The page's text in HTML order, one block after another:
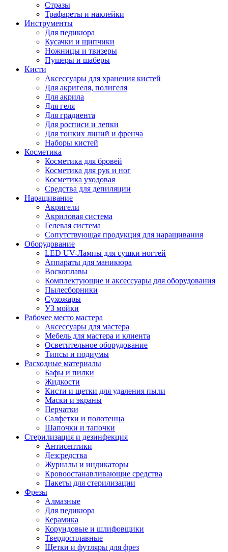
Стразы
Трафареты и наклейки
Инструменты
Для педикюра
Кусачки и щипчики
Ножницы и твизеры
Пушеры и шаберы
Кисти
Аксессуары для хранения кистей
Для акригеля, полигеля
Для акрила
Для геля
Для градиента
Для росписи и лепки
Для тонких линий и френча
Наборы кистей
Косметика
Косметика для бровей
Косметика для рук и ног
Косметика уходовая
Средства для депиляции
Наращивание
Акригели
Акриловая система
Гелевая система
Сопутствующая продукция для наращивания
Оборудование
LED UV-Лампы для сушки ногтей
Аппараты для маникюра
Воскоплавы
Комплектующие и аксессуары для оборудования
Пылесборники
Сухожары
УЗ мойки
Рабочее место мастера
Аксессуары для мастера
Мебель для мастера и клиента
Осветительное оборудование
Типсы и подиумы
Расходные материалы
Бафы и пилки
Жидкости
Кисти и щетки для удаления пыли
Маски и экраны
Перчатки
Салфетки и полотенца
Шапочки и тапочки
Стерилизация и дезинфекция
Антисептики
Дезсредства
Журналы и индикаторы
Кровоостанавливающие средства
Пакеты для стерилизации
Фрезы
Алмазные
Для педикюра
Керамика
Корундовые и шлифовщики
Твердосплавные
Щетки и футляры для фрез